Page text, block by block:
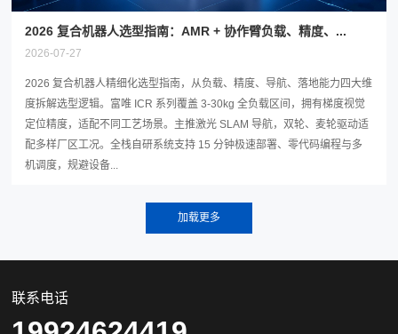
2026 复合机器人选型指南：AMR + 协作臂负载、精度、...
2026-07-27
2026 复合机器人精细化选型指南，从负载、精度、导航、落地能力四大维
度拆解选型逻辑。富唯 ICR 系列覆盖 3-30kg 全负载区间，拥有梯度视觉
定位精度，适配不同工艺场景。主推激光 SLAM 导航，双轮、麦轮驱动适
配多样厂区工况。全栈自研系统支持 15 分钟极速部署、零代码编程与多
机调度，规避设备...
联系电话